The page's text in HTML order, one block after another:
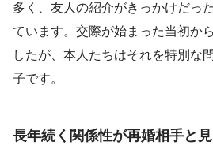
多く、友人の紹介がきっかけだっ
ています。交際が始まった当初か
したが、本人たちはそれを特別な
子です。
長年続く関係性が再婚相手と